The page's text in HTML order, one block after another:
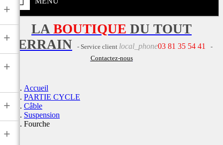
+
+
+
+
+
LA BOUTIQUE DU TOUT
TERRAIN
- Service client local_phone03 81 35 54 41
-
Contactez-nous
Accueil
PARTIE CYCLE
Câble
Suspension
Fourche